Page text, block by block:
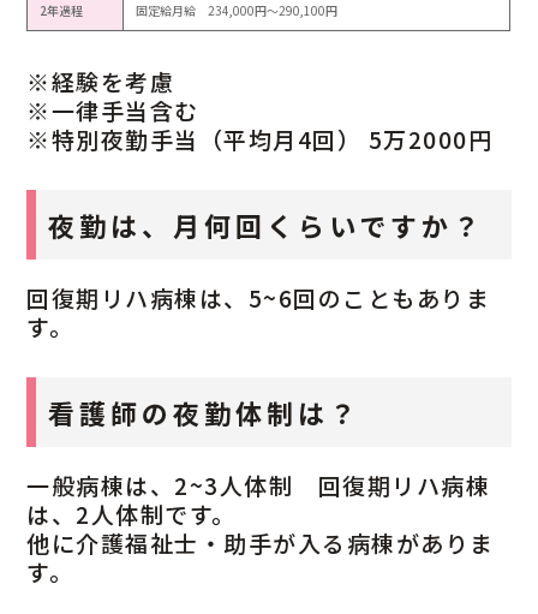
2年過程 固定給月給 234,000円～290,100円
※経験を考慮
※一律手当含む
※特別夜勤手当（平均月4回） 5万2000円
夜勤は、月何回くらいですか？
回復期リハ病棟は、5~6回のこともありま
す。
看護師の夜勤体制は？
一般病棟は、2~3人体制 回復期リハ病棟
は、2人体制です。
他に介護福祉士・助手が入る病棟がありま
す。